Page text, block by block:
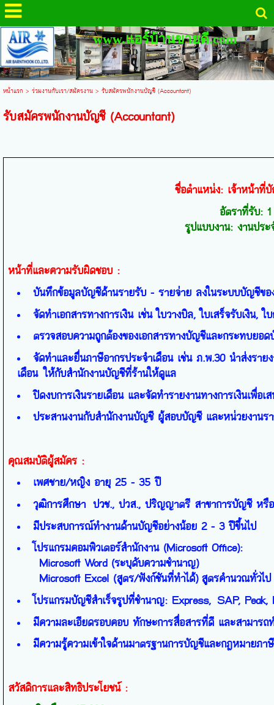
www.แอร์บ้านขายดี.com
หน้าแรก > ร่วมงานกับเรา/สมัครงาน> รับสมัครพนักงานบัญชี (Accountant)
รับสมัครพนักงานบัญชี (Accountant)
ชื่อตำแหน่ง: เจ้าหน้าที่
อัตราที่รับ:
รูปแบบงาน: งานประ
หน้าที่และความรับผิดชอบ :
บันทึกข้อมูลบัญชีด้านรายรับ - รายจ่าย ลงในระบบบัญชีข
จัดทำเอกสารทางการเงิน เช่น ใบวางบิล,ใบเสร็จรับเงิน,ใ
ตรวจสอบความถูกต้องของเอกสารทางบัญชีและกระทบยอ
จัดทำและยื่นภาษีอากรประจำเดือน เช่น ภ.พ.30 นำส่งราย
เดือนให้กับสำนักงานบัญชีที่ร้านให้ดูแล
ปิดงบการเงินรายเดือน และจัดทำรายงานทางการเงินเพื่อเ
ประสานงานกับสำนักงานบัญชี ผู้สอบบัญชี และหน่วยงานรา
คุณสมบัติผู้สมัคร :
เพศชาย/หญิง อายุ 25 - 35ปี
วุฒิการศึกษา ปวช., ปวส., ปริญญาตรี สาขาการบัญชี หรือ
มีประสบการณ์ทำงานด้านบัญชีอย่างน้อย 2- 3ปีขึ้นไป
โปรแกรมคอมพิวเตอร์สำนักงาน (Microsoft Office):
Microsoft Word (ระบุดับความชำนาญ)
Microsoft Excel (สูตร/ฟังก์ชันที่ทำได้)สูตรคำนวณทั่วไป
โปรแกรมบัญชีสำเร็จรูปที่ชำนาญ: Express, SAP, Peak,
มีความละเอียดรอบคอบ ทักษะการสื่อสารที่ดี และสามารถ
มีความรู้ความเข้าใจด้านมาตรฐานการบัญชีและกฎหมายภา
สวัสดิการและสิทธิประโยชน์ :